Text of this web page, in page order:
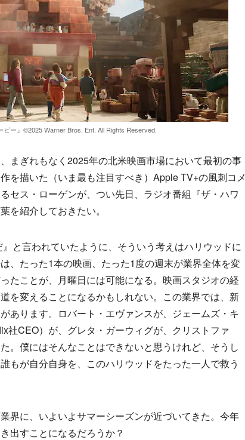
ビー』©2025 Warner Bros. Ent. All Rights Reserved.
まぎれもなく2025年の北米映画市場において最初の事
を描いた（いま最も注目すべき）Apple TV+の風刺コメ
セス・ローゲンが、つい先日、ラジオ番組『ザ・ハワ
を紹介しておきたい。
と言われていたように、そういう考えはハリウッドに
、たった1本の映画、たった1度の週末が業界全体を変
たことが、月曜日には可能になる。映画スタジオの経
を変えることになるかもしれない。この業界では、新
あります。ロバート・エヴァンスが、ジェームズ・キ
社CEO）が、グレタ・ガーウィグが、クリストファ
。僕にはそんなことはできないと思うけれど、そうし
もが自分自身を、このハリウッドをたった一人で救う
界に、いよいよサマーシーズンが近づいてきた。今年
出すことになるだろうか？